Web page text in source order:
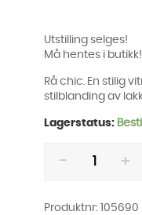
Utstilling selges!
Må hentes i butikk!
Rå chic. En stilig
stilblanding av
Lagerstatus:
Kontor
Produktnr: 105690